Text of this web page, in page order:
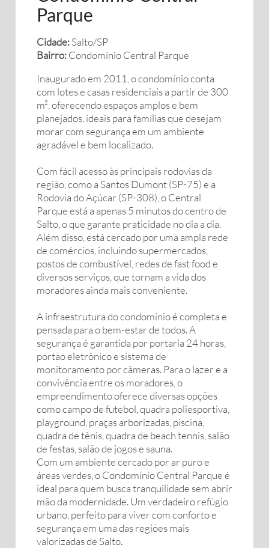
Parque
Cidade:Salto/SP
Bairro:Condomínio Central Parque
Inaugurado em 2011, o condomínio conta
com lotes e casas residenciais a partir de 300
m², oferecendo espaços amplos e bem
planejados, ideais para famílias que desejam
morar com segurança em um ambiente
agradável e bem localizado.
Com fácil acesso às principais rodovias da
região, como a Santos Dumont (SP-75) e a
Rodovia do Açúcar (SP-308), o Central
Parque está a apenas 5 minutos do centro de
Salto, o que garante praticidade no dia a dia.
Além disso, está cercado por uma ampla rede
de comércios, incluindo supermercados,
postos de combustível, redes de fast food e
diversos serviços, que tornam a vida dos
moradores ainda mais conveniente.
A infraestrutura do condomínio é completa e
pensada para o bem-estar de todos. A
segurança é garantida por portaria 24 horas,
portão eletrônico e sistema de
monitoramento por câmeras. Para o lazer e a
convivência entre os moradores, o
empreendimento oferece diversas opções
como campo de futebol, quadra poliesportiva,
playground, praças arborizadas, piscina,
quadra de tênis, quadra de beach tennis, salão
de festas, salão de jogos e sauna.
Com um ambiente cercado por ar puro e
áreas verdes, o Condomínio Central Parque é
ideal para quem busca tranquilidade sem abrir
mão da modernidade. Um verdadeiro refúgio
urbano, perfeito para viver com conforto e
segurança em uma das regiões mais
valorizadas de Salto.